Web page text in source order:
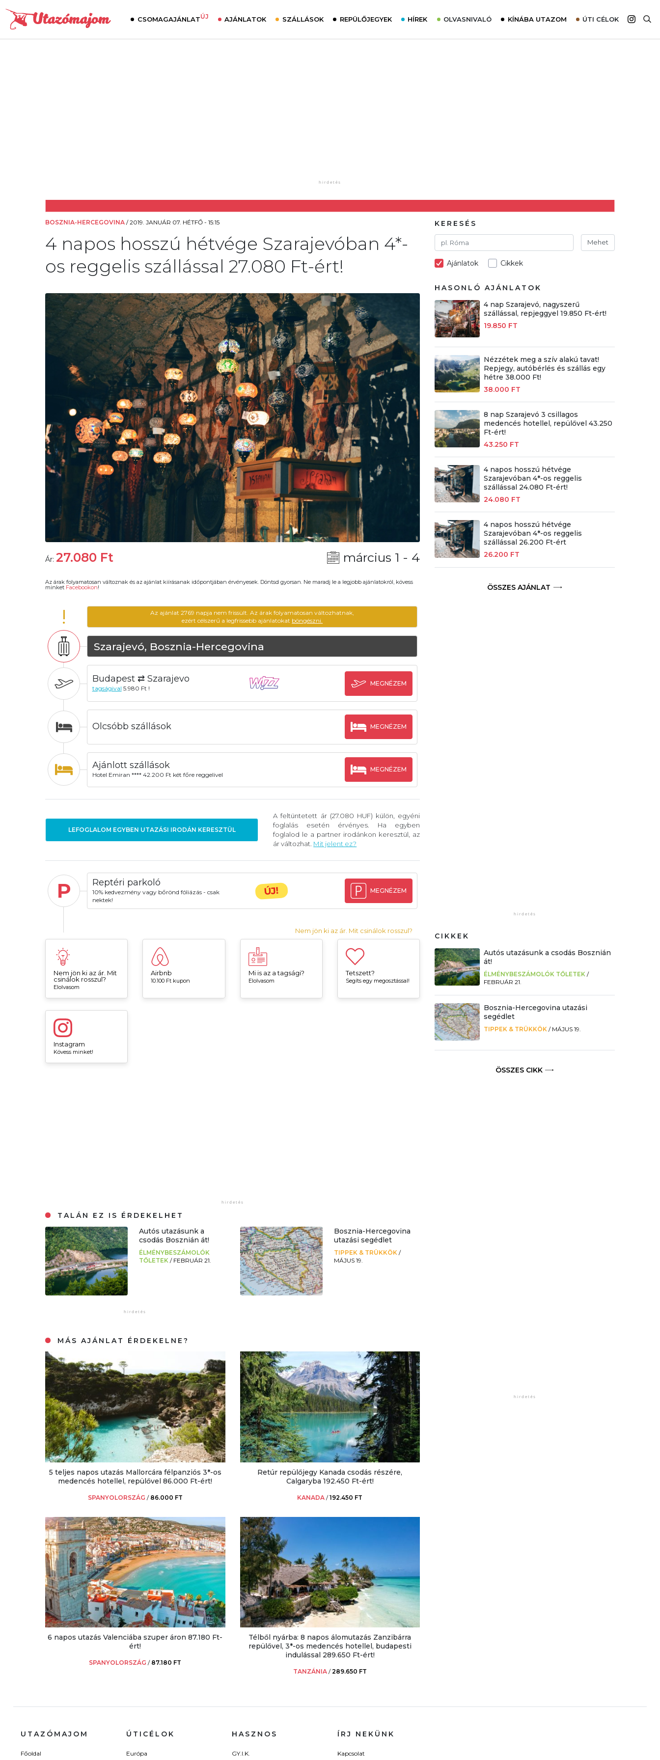
CSOMAGAJÁNLATÚJ AJÁNLATOK SZÁLLÁSOK REPÜLŐJEGYEK HÍREK OLVASNIVALÓ KÍNÁBA UTAZOM ÚTI CÉLOK
BOSZNIA-HERCEGOVINA /2019. JANUÁR 07. HÉTFŐ - 15:15
4 napos hosszú hétvége Szarajevóban 4*-
os reggelis szállással 27.080 Ft-ért!
Ár: 27.080 Ft március 1 - 4
Az árak folyamatosan változnak és az ajánlat kiírásanak időpontjában érvényesek. Döntsd gyorsan. Ne maradj le a legjobb ajánlatokról, kövess
minket Facebookon!
!
Az ajánlat 2769 napja nem frissült. Az árak folyamatosan változhatnak,
ezért célszerű a legfrissebb ajánlatokat böngészni.
Szarajevó, Bosznia-Hercegovina
Budapest ⇄ Szarajevo
tagságival 5.980 Ft !
MEGNÉZEM
Olcsóbb szállások MEGNÉZEM
Ajánlott szállások
Hotel Emiran **** 42.200 Ft két főre reggelivel
MEGNÉZEM
LEFOGLALOM EGYBEN UTAZÁSI IRODÁN KERESZTÜL
A feltüntetett ár (27.080 HUF) külön, egyéni
foglalás esetén érvényes. Ha egyben
foglalod le a partner irodánkon keresztül, az
ár változhat. Mit jelent ez?
P Reptéri parkoló
10% kedvezmény vagy bőrönd fóliázás - csak
nektek!
ÚJ! MEGNÉZEM
Nem jön ki az ár. Mit csinálok rosszul?
Nem jön ki az ár. Mit
csinálok rosszul?
Elolvasom
Airbnb
10.100 Ft kupon
Mi is az a tagsági?
Elolvasom
Tetszett?
Segíts egy megosztással!
Instagram
Kövess minket!
TALÁN EZ IS ÉRDEKELHET
Autós utazásunk a
csodás Bosznián át!
ÉLMÉNYBESZÁMOLÓK
TŐLETEK/ FEBRUÁR 21.
Bosznia-Hercegovina
utazási segédlet
TIPPEK & TRÜKKÖK /
MÁJUS 19.
MÁS AJÁNLAT ÉRDEKELNE?
5 teljes napos utazás Mallorcára félpanziós 3*-os
medencés hotellel, repülővel 86.000 Ft-ért!
SPANYOLORSZÁG / 86.000 FT
Retúr repülőjegy Kanada csodás részére,
Calgaryba 192.450 Ft-ért!
KANADA /192.450 FT
6 napos utazás Valenciába szuper áron 87.180 Ft-
ért!
SPANYOLORSZÁG / 87.180 FT
Télből nyárba: 8 napos álomutazás Zanzibárra
repülővel, 3*-os medencés hotellel, budapesti
indulással 289.650 Ft-ért!
TANZÁNIA /289.650 FT
KERESÉS
Mehet
Ajánlatok Cikkek
HASONLÓ AJÁNLATOK
4 nap Szarajevó, nagyszerű
szállással, repjeggyel 19.850 Ft-ért!
19.850 FT
Nézzétek meg a szív alakú tavat!
Repjegy, autóbérlés és szállás egy
hétre 38.000 Ft!
38.000 FT
8 nap Szarajevó 3 csillagos
medencés hotellel, repülővel 43.250
Ft-ért!
43.250 FT
4 napos hosszú hétvége
Szarajevóban 4*-os reggelis
szállással 24.080 Ft-ért!
24.080 FT
4 napos hosszú hétvége
Szarajevóban 4*-os reggelis
szállással 26.200 Ft-ért
26.200 FT
ÖSSZES AJÁNLAT
CIKKEK
Autós utazásunk a csodás Bosznián
át!
ÉLMÉNYBESZÁMOLÓK TŐLETEK /
FEBRUÁR 21.
Bosznia-Hercegovina utazási
segédlet
TIPPEK & TRÜKKÖK / MÁJUS 19.
ÖSSZES CIKK
UTAZÓMAJOM
Főoldal
ÚTICÉLOK
Európa
HASZNOS
GY.I.K.
ÍRJ NEKÜNK
Kapcsolat